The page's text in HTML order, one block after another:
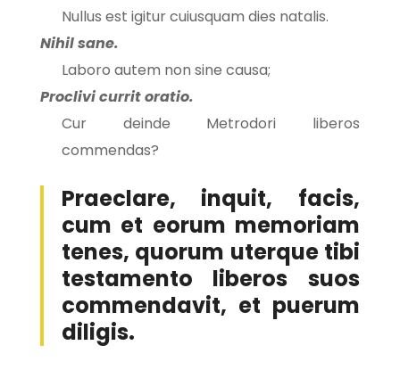
Nullus est igitur cuiusquam dies natalis.
Nihil sane.
Laboro autem non sine causa;
Proclivi currit oratio.
Cur deinde Metrodori liberos
commendas?
Praeclare, inquit, facis,
cum et eorum memoriam
tenes, quorum uterque tibi
testamento liberos suos
commendavit, et puerum
diligis.